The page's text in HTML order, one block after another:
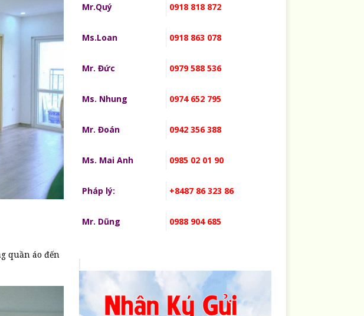
quần áo đến
Mr.Quý 0918 818 872
Ms.Loan 0918 863 078
Mr. Đức 0979 588 536
Ms. Nhung 0974 652 795
Mr. Đoán 0942 356 388
Ms. Mai Anh 0985 02 01 90
Pháp lý: +8487 86 323 86
Mr. Dũng 0988 904 685